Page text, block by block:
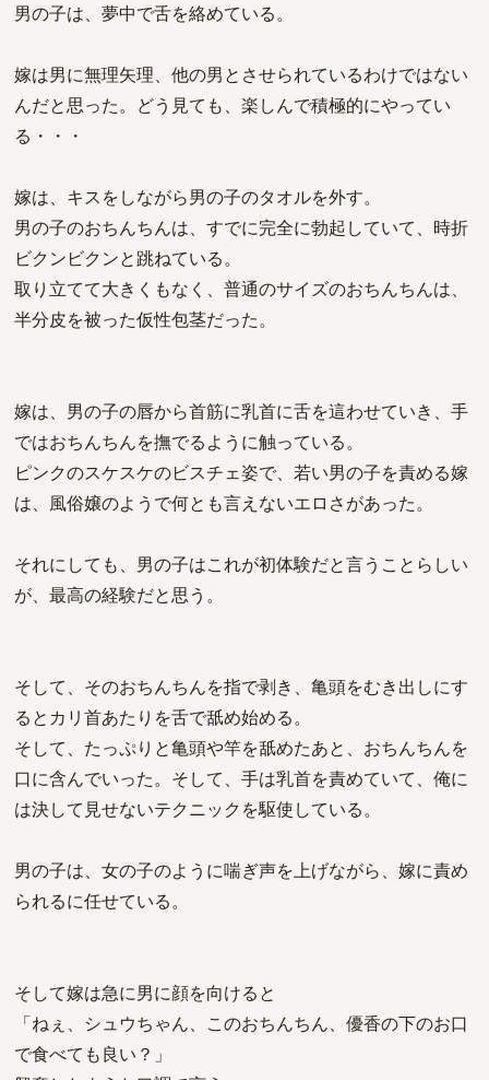
男の子は、夢中で舌を絡めている。
嫁は男に無理矢理、他の男とさせられているわけではない
んだと思った。どう見ても、楽しんで積極的にやってい
る・・・
嫁は、キスをしながら男の子のタオルを外す。
男の子のおちんちんは、すでに完全に勃起していて、時折
ビクンビクンと跳ねている。
取り立てて大きくもなく、普通のサイズのおちんちんは、
半分皮を被った仮性包茎だった。
嫁は、男の子の唇から首筋に乳首に舌を這わせていき、手
ではおちんちんを撫でるように触っている。
ピンクのスケスケのビスチェ姿で、若い男の子を責める嫁
は、風俗嬢のようで何とも言えないエロさがあった。
それにしても、男の子はこれが初体験だと言うことらしい
が、最高の経験だと思う。
そして、そのおちんちんを指で剥き、亀頭をむき出しにす
るとカリ首あたりを舌で舐め始める。
そして、たっぷりと亀頭や竿を舐めたあと、おちんちんを
口に含んでいった。そして、手は乳首を責めていて、俺に
は決して見せないテクニックを駆使している。
男の子は、女の子のように喘ぎ声を上げながら、嫁に責め
られるに任せている。
そして嫁は急に男に顔を向けると
「ねぇ、シュウちゃん、このおちんちん、優香の下のお口
で食べても良い？」